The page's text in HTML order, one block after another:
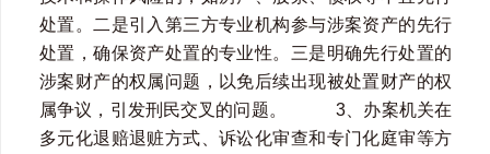
处置。二是引入第三方专业机构参与涉案资产的先行
处置，确保资产处置的专业性。三是明确先行处置的
涉案财产的权属问题，以免后续出现被处置财产的权
属争议，引发刑民交叉的问题。 3、办案机关在
多元化退赔退赃方式、诉讼化审查和专门化庭审等方